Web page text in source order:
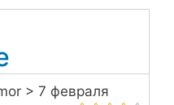
> 7 февраля